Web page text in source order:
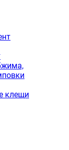
клещи